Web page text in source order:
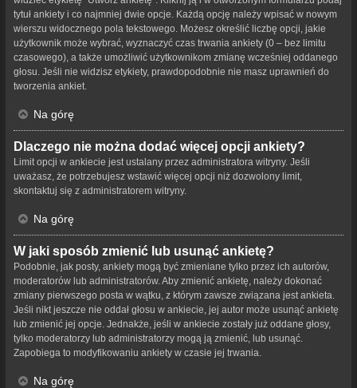
tytuł ankiety i co najmniej dwie opcje. Każdą opcję należy wpisać w nowym
wierszu widocznego pola tekstowego. Możesz określić liczbę opcji, jakie
użytkownik może wybrać, wyznaczyć czas trwania ankiety (0 – bez limitu
czasowego), a także umożliwić użytkownikom zmianę wcześniej oddanego
głosu. Jeśli nie widzisz etykiety, prawdopodobnie nie masz uprawnień do
tworzenia ankiet.
Na górę
Dlaczego nie można dodać więcej opcji ankiety?
Limit opcji w ankiecie jest ustalany przez administratora witryny. Jeśli
uważasz, że potrzebujesz wstawić więcej opcji niż dozwolony limit,
skontaktuj się z administratorem witryny.
Na górę
W jaki sposób zmienić lub usunąć ankietę?
Podobnie, jak posty, ankiety mogą być zmieniane tylko przez ich autorów,
moderatorów lub administratorów. Aby zmienić ankietę, należy dokonać
zmiany pierwszego posta w wątku, z którym zawsze związana jest ankieta.
Jeśli nikt jeszcze nie oddał głosu w ankiecie, jej autor może usunąć ankietę
lub zmienić jej opcje. Jednakże, jeśli w ankiecie zostały już oddane głosy,
tylko moderatorzy lub administratorzy mogą ją zmienić, lub usunąć.
Zapobiega to modyfikowaniu ankiety w czasie jej trwania.
Na górę